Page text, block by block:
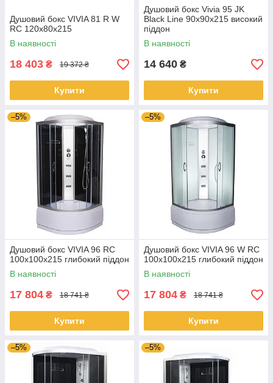
Душовий бокс VIVIA 81 R W
RC 120x80x215
В наявності
18 403 ₴ 19 372 ₴
Купити
Душовий бокс Vivia 95 JK
Black Line 90x90x215 високий
піддон
В наявності
14 640 ₴
Купити
–5%
Душовий бокс VIVIA 96 RC
100х100х215 глибокий піддон
В наявності
17 804 ₴ 18 741 ₴
Купити
–5%
Душовий бокс VIVIA 96 W RC
100x100x215 глибокий піддон
В наявності
17 804 ₴ 18 741 ₴
Купити
–5% –5%